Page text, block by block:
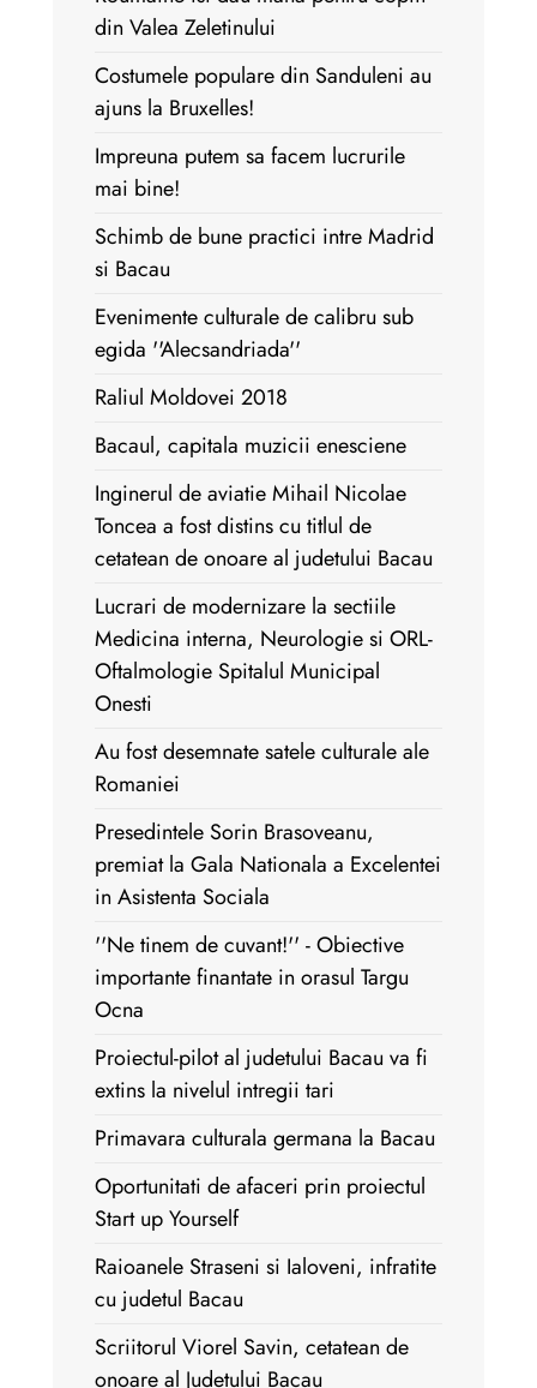
din Valea Zeletinului
Costumele populare din Sanduleni au
ajuns la Bruxelles!
Impreuna putem sa facem lucrurile
mai bine!
Schimb de bune practici intre Madrid
si Bacau
Evenimente culturale de calibru sub
egida ''Alecsandriada''
Raliul Moldovei 2018
Bacaul, capitala muzicii enesciene
Inginerul de aviatie Mihail Nicolae
Toncea a fost distins cu titlul de
cetatean de onoare al judetului Bacau
Lucrari de modernizare la sectiile
Medicina interna, Neurologie si ORL-
Oftalmologie Spitalul Municipal
Onesti
Au fost desemnate satele culturale ale
Romaniei
Presedintele Sorin Brasoveanu,
premiat la Gala Nationala a Excelentei
in Asistenta Sociala
''Ne tinem de cuvant!'' - Obiective
importante finantate in orasul Targu
Ocna
Proiectul-pilot al judetului Bacau va fi
extins la nivelul intregii tari
Primavara culturala germana la Bacau
Oportunitati de afaceri prin proiectul
Start up Yourself
Raioanele Straseni si Ialoveni, infratite
cu judetul Bacau
Scriitorul Viorel Savin, cetatean de
onoare al Judetului Bacau